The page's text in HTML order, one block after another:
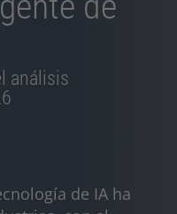
análisis
de IA ha